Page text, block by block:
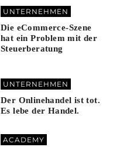
UNTERNEHMEN
Die eCommerce-Szene
hat ein Problem mit der
Steuerberatung
UNTERNEHMEN
Der Onlinehandel ist tot.
Es lebe der Handel.
ACADEMY